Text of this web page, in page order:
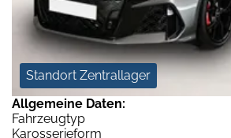
Standort Zentrallager
Allgemeine Daten:
Fahrzeugtyp
Karosserieform